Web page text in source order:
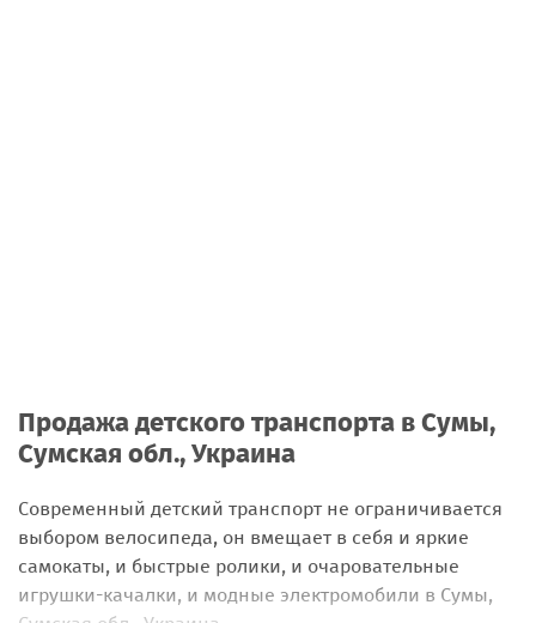
Продажа детского транспорта в Сумы,
Сумская обл., Украина
Современный детский транспорт не ограничивается
выбором велосипеда, он вмещает в себя и яркие
самокаты, и быстрые ролики, и очаровательные
игрушки-качалки, и модные электромобили в Сумы,